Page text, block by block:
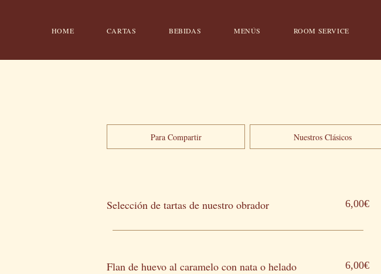
HOME CARTAS BEBIDAS MENÚS ROOM SERVICE
Para Compartir Nuestros Clásicos
Selección de tartas de nuestro obrador 6,00€
Flan de huevo al caramelo con nata o helado 6,00€